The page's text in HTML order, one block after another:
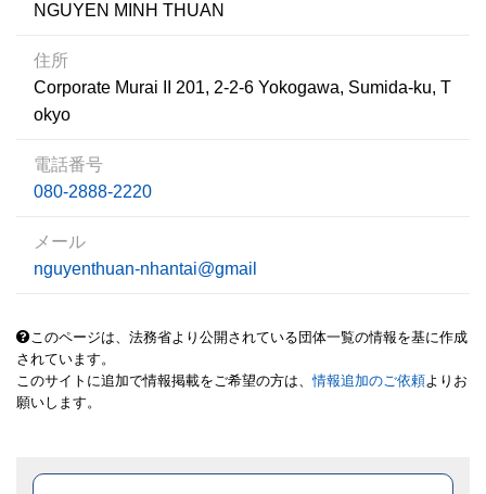
NGUYEN MINH THUAN
住所
Corporate Murai II 201, 2-2-6 Yokogawa, Sumida-ku, T
okyo
電話番号
080-2888-2220
メール
nguyenthuan-nhantai@gmail
このページは、法務省より公開されている団体一覧の情報を基に作成
されています。
このサイトに追加で情報掲載をご希望の方は、情報追加のご依頼よりお
願いします。